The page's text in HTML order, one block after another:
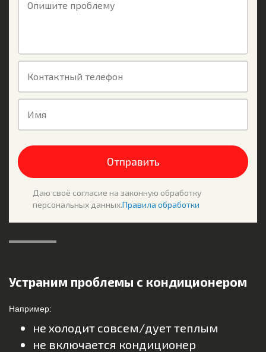
Опишите проблему
Контактный телефон
Имя
Отправить
Даю своё согласие на законную обработку
персональных данных.Правила обработки
Устраним проблемы с кондиционером
Например:
не холодит совсем/дует теплым
не включается кондиционер